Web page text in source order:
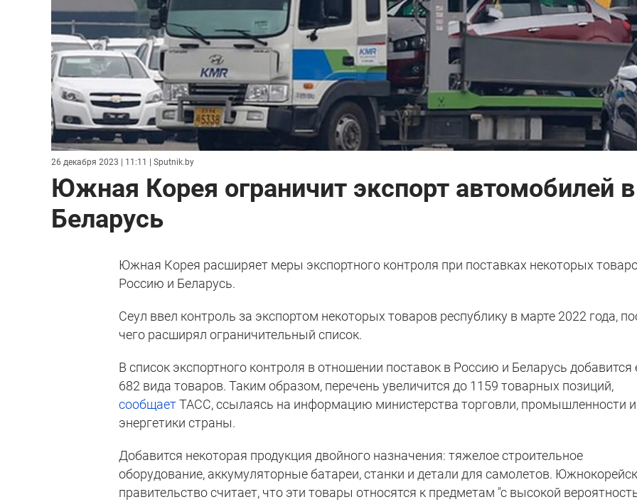
26 декабря 2023 | 11:11 | Sputnik.by
Южная Корея ограничит экспорт автомобилей в
Беларусь
Южная Корея расширяет меры экспортного контроля при поставках некоторых
Россию и Беларусь.
Сеул ввел контроль за экспортом некоторых товаров республику в марте 2022 года,
чего расширял ограничительный список.
В список экспортного контроля в отношении поставок в Россию и Беларусь добавится
682 вида товаров. Таким образом, перечень увеличится до 1159 товарных позиций,
сообщаетТАСС, ссылаясь на информацию министерства торговли, промышленности и
энергетики страны.
Добавится некоторая продукция двойного назначения: тяжелое строительное
оборудование, аккумуляторные батареи, станки и детали для самолетов.
правительство считает, что эти товары относятся к предметам "с высокой